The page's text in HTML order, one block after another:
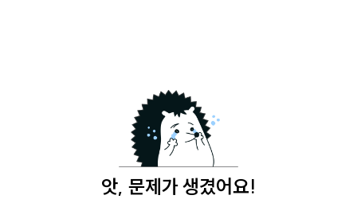
앗, 문제가 생겼어요!